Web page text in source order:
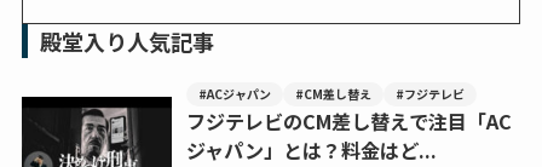
殿堂入り人気記事
#ACジャパン #CM差し替え #フジテレビ
フジテレビのCM差し替えで注目「AC
ジャパン」とは？料金はど...